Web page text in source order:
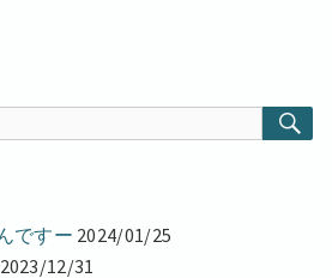
件
ですー 2024/01/25
2023/12/31